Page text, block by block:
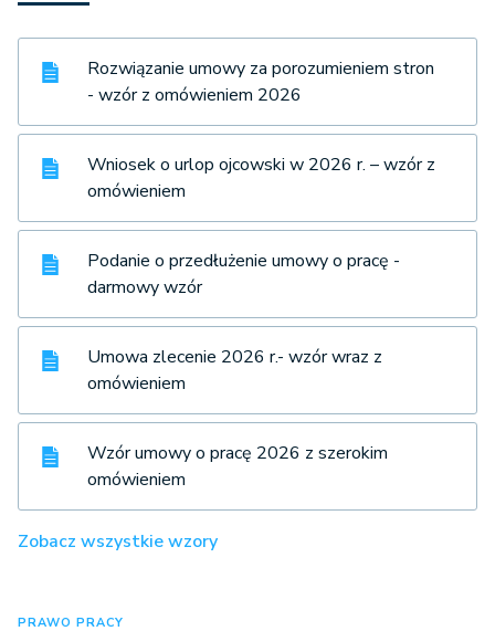
Rozwiązanie umowy za porozumieniem stron
- wzór z omówieniem 2026
Wniosek o urlop ojcowski w 2026 r. – wzór z
omówieniem
Podanie o przedłużenie umowy o pracę -
darmowy wzór
Umowa zlecenie 2026 r.- wzór wraz z
omówieniem
Wzór umowy o pracę 2026 z szerokim
omówieniem
Zobacz wszystkie wzory
PRAWO PRACY